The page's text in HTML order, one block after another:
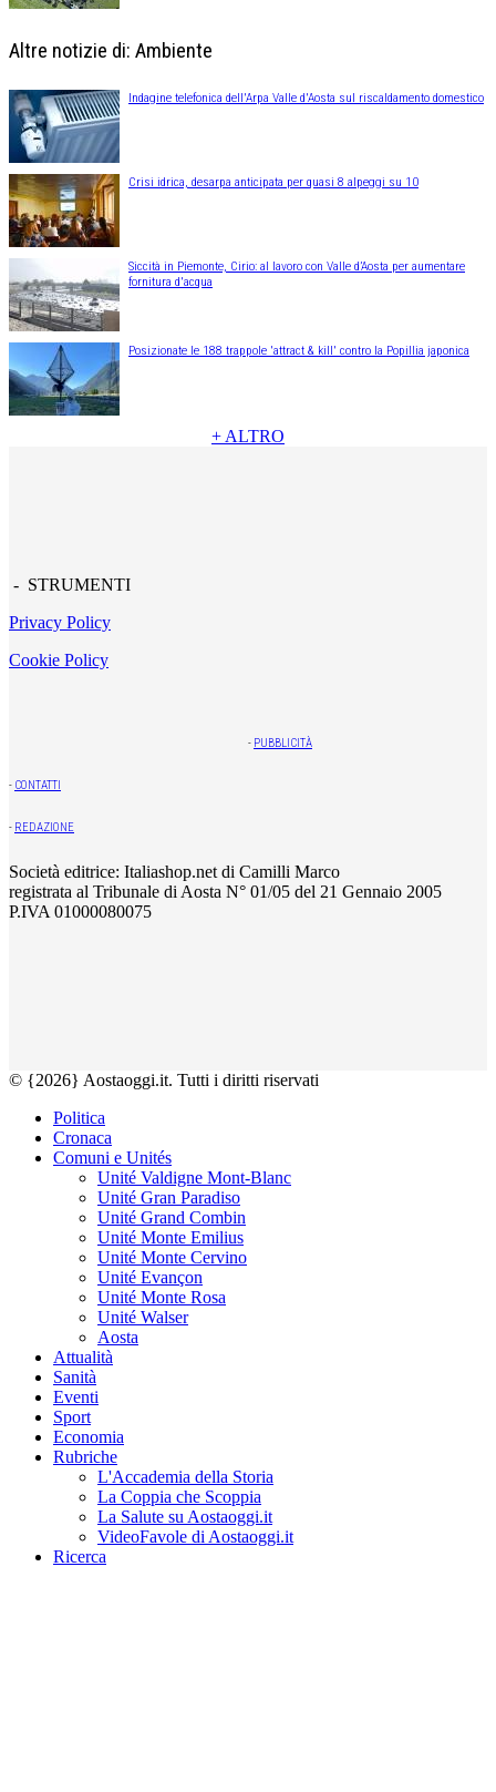
Altre notizie di: Ambiente
Indagine telefonica dell'Arpa Valle d'Aosta sul riscaldamento domestico
Crisi idrica, desarpa anticipata per quasi 8 alpeggi su 10
Siccità in Piemonte, Cirio: al lavoro con Valle d’Aosta per aumentare
fornitura d'acqua
Posizionate le 188 trappole 'attract & kill' contro la Popillia japonica
+ ALTRO
- STRUMENTI
Privacy Policy
Cookie Policy
- PUBBLICITÀ
- CONTATTI
- REDAZIONE
Società editrice: Italiashop.net di Camilli Marco
registrata al Tribunale di Aosta N° 01/05 del 21 Gennaio 2005
P.IVA 01000080075
© {2026} Aostaoggi.it. Tutti i diritti riservati
Politica
Cronaca
Comuni e Unités
Unité Valdigne Mont-Blanc
Unité Gran Paradiso
Unité Grand Combin
Unité Monte Emilius
Unité Monte Cervino
Unité Evançon
Unité Monte Rosa
Unité Walser
Aosta
Attualità
Sanità
Eventi
Sport
Economia
Rubriche
L'Accademia della Storia
La Coppia che Scoppia
La Salute su Aostaoggi.it
VideoFavole di Aostaoggi.it
Ricerca